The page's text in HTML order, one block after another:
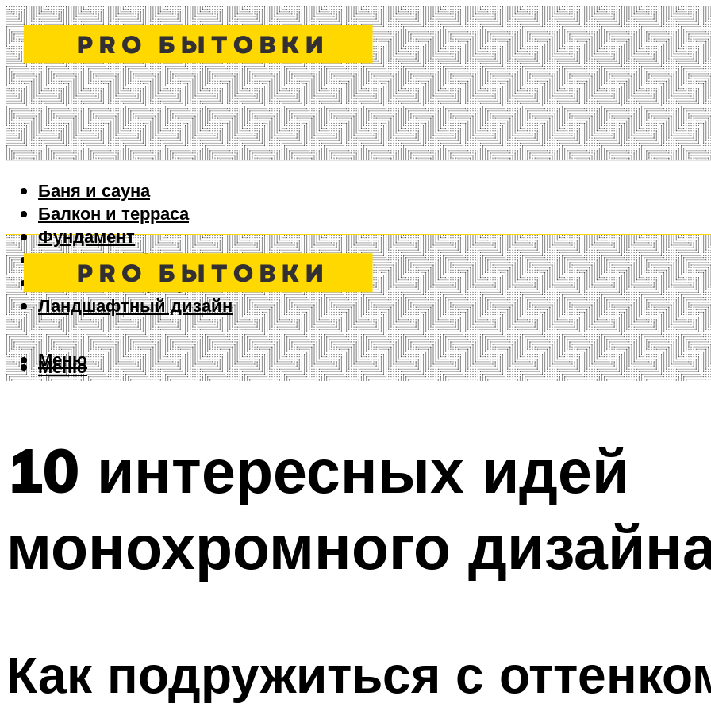
Баня и сауна
Балкон и терраса
Фундамент
Ворота и забор
Дизайн интерьера
Ландшафтный дизайн
Меню
Меню
10 интересных идей
монохромного
Как подружиться с